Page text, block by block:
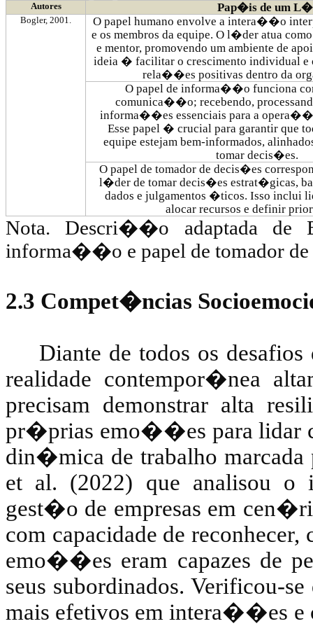
Autores Pap�is de um
Bogler, 2001.
O papel humano envolve a intera��o
e os membros da equipe. O l�der atua
e mentor, promovendo um ambiente de
ideia � facilitar o crescimento individual e
rela��es positivas dentro da
O papel de informa��o funciona
comunica��o; recebendo,
informa��es essenciais para a
Esse papel � crucial para garantir que
equipe estejam bem-informados,
tomar decis�es.
O papel de tomador de decis�es
l�der de tomar decis�es estrat�gicas,
dados e julgamentos �ticos. Isso inclui
alocar recursos e definir
Nota. Descri��o adaptada de
informa��o e papel de tomador
2.3 Compet�ncias
Diante de todos os
realidade contempor�nea
precisam demonstrar alta
pr�prias emo��es para lidar
din�mica de trabalho
et al. (2022) que analisou o
gest�o de empresas em
com capacidade de
emo��es eram capazes de
seus subordinados. Verificou-
mais efetivos em intera��es